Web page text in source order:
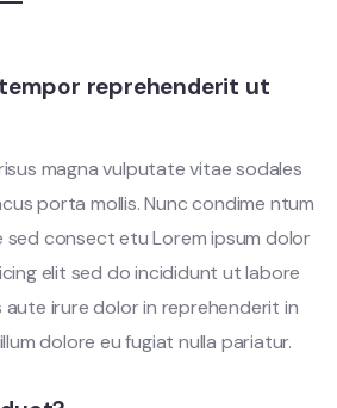
reprehenderit ut
magna vulputate vitae sodales
porta mollis. Nunc condime ntum
sed consect etu Lorem ipsum dolor
elit sed do incididunt ut labore
aute irure dolor in reprehenderit in
dolore eu fugiat nulla pariatur.